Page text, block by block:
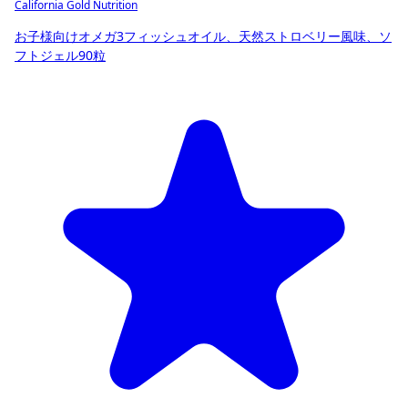
California Gold Nutrition
お子様向けオメガ3フィッシュオイル、天然ストロベリー風味、ソ
フトジェル90粒